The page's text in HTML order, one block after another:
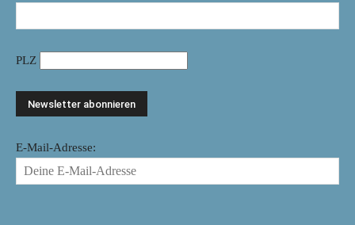
PLZ
E-Mail-Adresse: